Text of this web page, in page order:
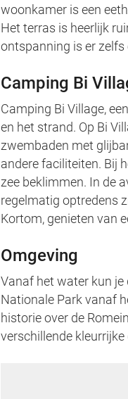
woonkamer is een
Het terras is heerlijk
ontspanning is er zelfs
Camping Bi
Camping Bi Village,
en het strand. Op Bi
zwembaden met
andere faciliteiten. Bij
zee beklimmen. In de
regelmatig optredens
Kortom, genieten van
Omgeving
Vanaf het water kun je
Nationale Park vanaf
historie over de
verschillende